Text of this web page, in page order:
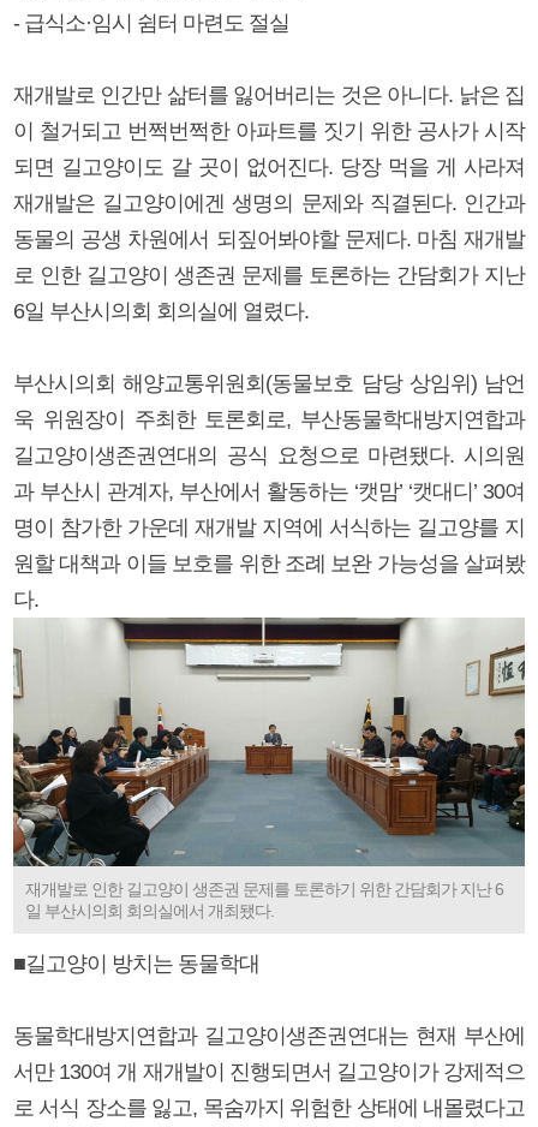
- 급식소·임시 쉼터 마련도 절실
재개발로 인간만 삶터를 잃어버리는 것은 아니다. 낡은 집
이 철거되고 번쩍번쩍한 아파트를 짓기 위한 공사가 시작
되면 길고양이도 갈 곳이 없어진다. 당장 먹을 게 사라져
재개발은 길고양이에겐 생명의 문제와 직결된다. 인간과
동물의 공생 차원에서 되짚어봐야할 문제다. 마침 재개발
로 인한 길고양이 생존권 문제를 토론하는 간담회가 지난
6일 부산시의회 회의실에 열렸다.
부산시의회 해양교통위원회(동물보호 담당 상임위) 남언
욱 위원장이 주최한 토론회로, 부산동물학대방지연합과
길고양이생존권연대의 공식 요청으로 마련됐다. 시의원
과 부산시 관계자, 부산에서 활동하는 ‘캣맘’ ‘캣대디’ 30여
명이 참가한 가운데 재개발 지역에 서식하는 길고양를 지
원할 대책과 이들 보호를 위한 조례 보완 가능성을 살펴봤
다.
재개발로 인한 길고양이 생존권 문제를 토론하기 위한 간담회가 지난 6
일 부산시의회 회의실에서 개최됐다.
■길고양이 방치는 동물학대
동물학대방지연합과 길고양이생존권연대는 현재 부산에
서만 130여 개 재개발이 진행되면서 길고양이가 강제적으
로 서식 장소를 잃고, 목숨까지 위험한 상태에 내몰렸다고